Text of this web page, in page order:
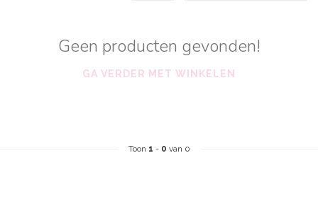
Geen producten gevonden!
GA VERDER MET WINKELEN
Toon 1 - 0 van 0